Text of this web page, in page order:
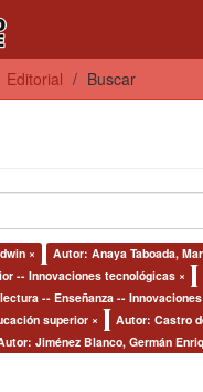
Editorial Buscar
× Autor: Anaya Taboada,
-- Innovaciones tecnológicas ×
-- Enseñanza --
superior ×
Autor: Castro
Jiménez Blanco, Germán